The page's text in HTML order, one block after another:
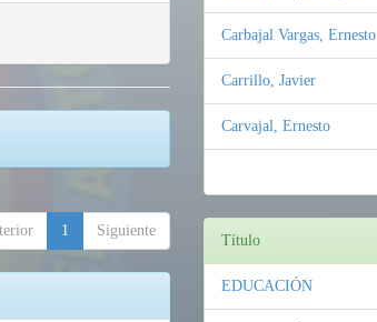
1 Siguiente
Carbajal Vargas, Ernesto
Carrillo, Javier
Carvajal, Ernesto
Título
EDUCACIÓN